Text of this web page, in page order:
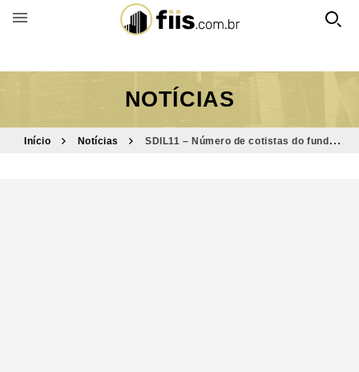
BUSCAR POR FUNDO
NOTÍCIAS
Início Notícias
SDIL11 – Número de cotistas do fundo